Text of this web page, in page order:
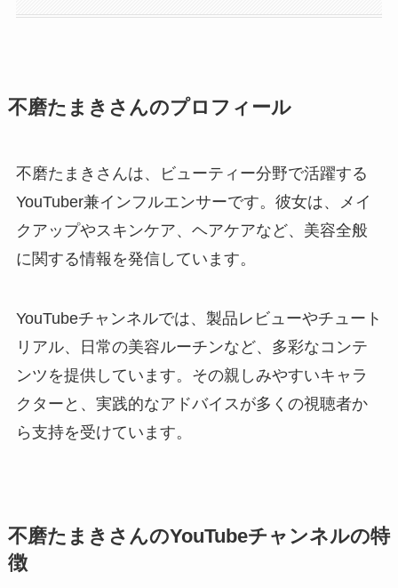
不磨たまきさんのプロフィール
不磨たまきさんは、ビューティー分野で活躍する
YouTuber兼インフルエンサーです。彼女は、メイ
クアップやスキンケア、ヘアケアなど、美容全般
に関する情報を発信しています。
YouTubeチャンネルでは、製品レビューやチュート
リアル、日常の美容ルーチンなど、多彩なコンテ
ンツを提供しています。その親しみやすいキャラ
クターと、実践的なアドバイスが多くの視聴者か
ら支持を受けています。
不磨たまきさんのYouTubeチャンネルの特
徴